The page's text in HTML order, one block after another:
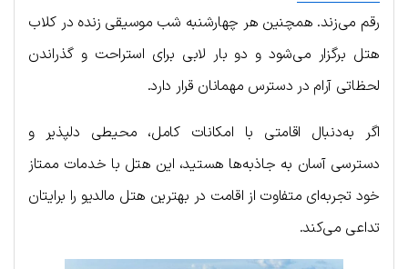
رقم می‌زند. همچنین هر چهارشنبه شب موسیقی زنده در کلاب
هتل برگزار می‌شود و دو بار لابی برای استراحت و گذراندن
لحظاتی آرام در دسترس مهمانان قرار دارد.
اگر به‌دنبال اقامتی با امکانات کامل، محیطی دلپذیر و
دسترسی آسان به جاذبه‌ها هستید، این هتل با خدمات ممتاز
خود تجربه‌ای متفاوت از اقامت در بهترین هتل مالدیو را برایتان
تداعی می‌کند.